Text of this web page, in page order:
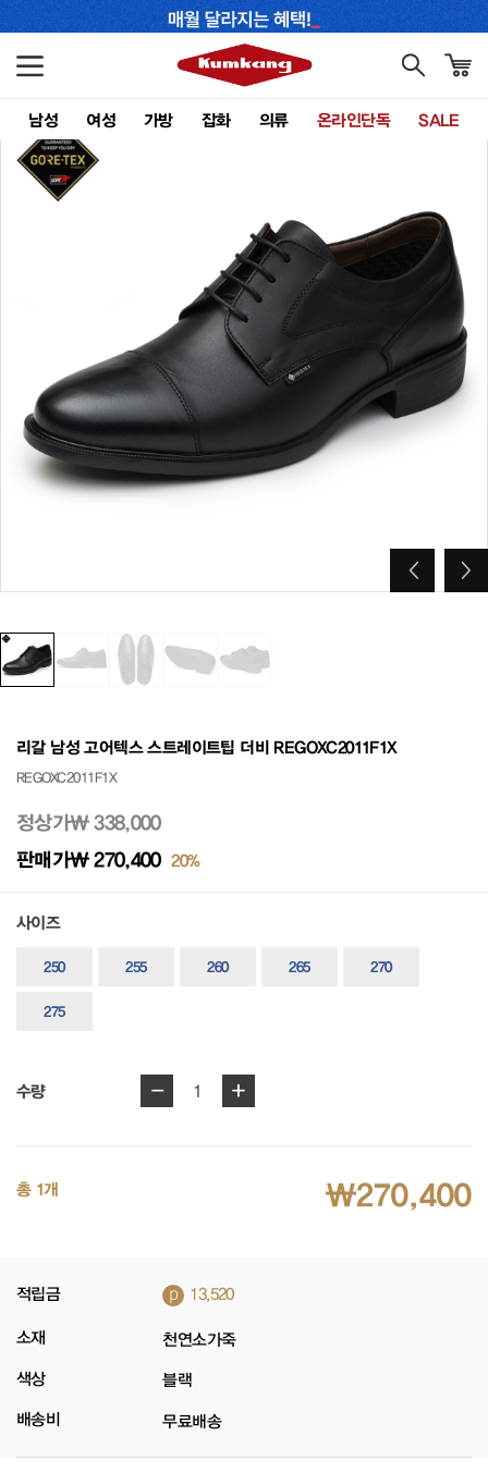
남성 여성 가방 잡화 의류 온라인단독 SALE
리갈 남성 고어텍스 스트레이트팁 더비 REGOXC2011F1X
REGOXC2011F1X
정상가₩ 338,000
판매가₩ 270,400 20%
사이즈
250 255 260 265 270
275
수량 - 1 +
총 1개 ₩270,400
적립금 p 13,520
소재 천연소가죽
색상 블랙
배송비 무료배송